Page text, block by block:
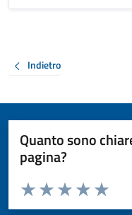
Indietro
Quanto sono
pagina?
Valuta da 1 a 5 stelle la
Valuta
Valuta 4
Valuta 3 stelle
Valuta 2 stelle su 5
Valuta 1 stelle su 5